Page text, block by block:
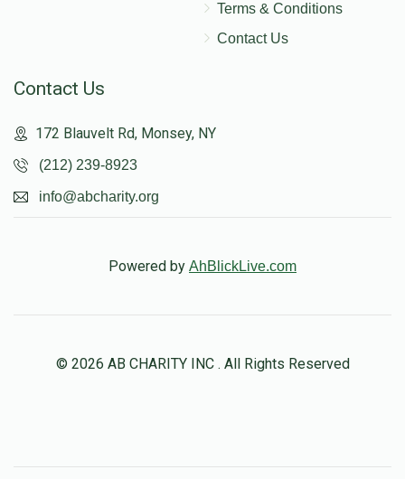
Terms & Conditions
Contact Us
Contact Us
172 Blauvelt Rd, Monsey, NY
(212) 239-8923
info@abcharity.org
Powered by AhBlickLive.com
© 2026 AB CHARITY INC . All Rights Reserved